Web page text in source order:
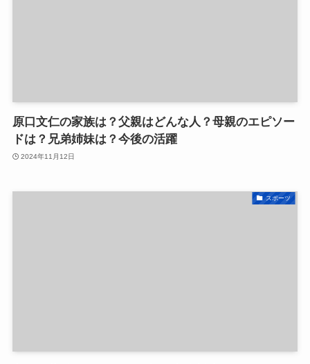
原口文仁の家族は？父親はどんな人？母親のエピソー
ドは？兄弟姉妹は？今後の活躍
2024年11月12日
スポーツ